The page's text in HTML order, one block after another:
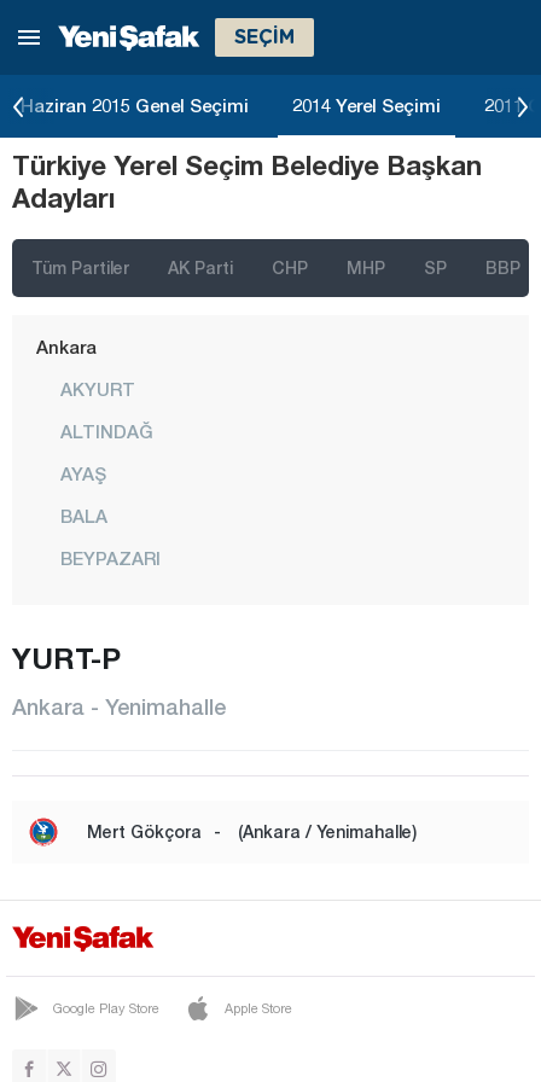
SEÇİM
Haziran 2015 Genel Seçimi 2014 Yerel Seçimi 2011
Türkiye Yerel Seçim Belediye Başkan
Adayları
Tüm Partiler AK Parti CHP MHP SP BBP
İstanbul
Ankara
AKYURT
ALTINDAĞ
AYAŞ
BALA
BEYPAZARI
GÜDÜL
HAYMANA
KALECİK
KAZAN
KEÇİÖREN
YURT-P
Ankara - Yenimahalle
Mert Gökçora - (Ankara / Yenimahalle)
Google Play Store Apple Store